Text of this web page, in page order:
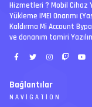
Hizmetleri ? Mobil Cihaz
Yükleme IMEI Onarımı
Kaldırma Mi Account
ve donanım tamiri
Bağlantılar
NAVIGATION